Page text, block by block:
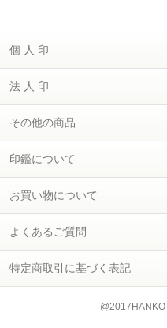
個 人 印
法 人 印
その他の商品
印鑑について
お買い物について
よくあるご質問
特定商取引に基づく表記